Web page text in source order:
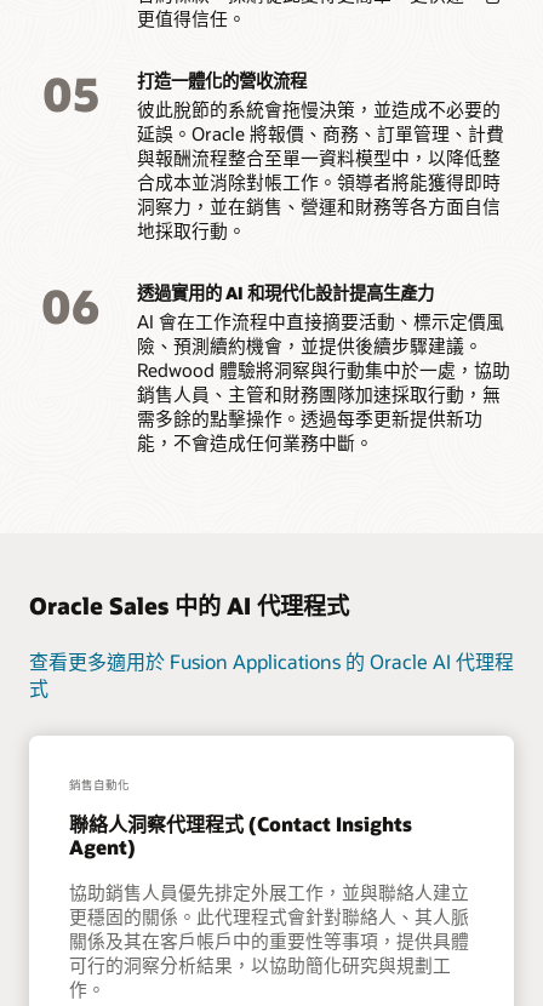
更值得信任。
05 打造一體化的營收流程
彼此脫節的系統會拖慢決策，並造成不必要的
延誤。Oracle 將報價、商務、訂單管理、計費
與報酬流程整合至單一資料模型中，以降低整
合成本並消除對帳工作。領導者將能獲得即時
洞察力，並在銷售、營運和財務等各方面自信
地採取行動。
06 透過實用的 AI 和現代化設計提高生產力
AI 會在工作流程中直接摘要活動、標示定價風
險、預測續約機會，並提供後續步驟建議。
Redwood 體驗將洞察與行動集中於一處，協助
銷售人員、主管和財務團隊加速採取行動，無
需多餘的點擊操作。透過每季更新提供新功
能，不會造成任何業務中斷。
Oracle Sales 中的 AI 代理程式
查看更多適用於 Fusion Applications 的 Oracle AI 代理程
式
銷售自動化
聯絡人洞察代理程式 (Contact Insights
Agent)
協助銷售人員優先排定外展工作，並與聯絡人建立
更穩固的關係。此代理程式會針對聯絡人、其人脈
關係及其在客戶帳戶中的重要性等事項，提供具體
可行的洞察分析結果，以協助簡化研究與規劃工
作。